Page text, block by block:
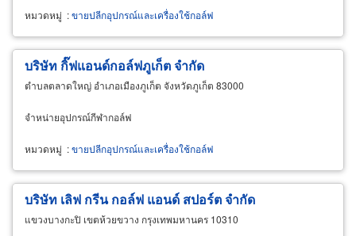
หมวดหมู่ :ขายปลีกอุปกรณ์และเครื่องใช้กอล์ฟ
บริษัท กิ๊ฟแอนด์กอล์ฟภูเก็ต จำกัด
ตำบลตลาดใหญ่ อำเภอเมืองภูเก็ต จังหวัดภูเก็ต 83000
จำหน่ายอุปกรณ์กีฬากอล์ฟ
หมวดหมู่ :ขายปลีกอุปกรณ์และเครื่องใช้กอล์ฟ
บริษัท เลิฟ กรีน กอล์ฟ แอนด์ สปอร์ต จำกัด
แขวงบางกะปิ เขตห้วยขวาง กรุงเทพมหานคร 10310